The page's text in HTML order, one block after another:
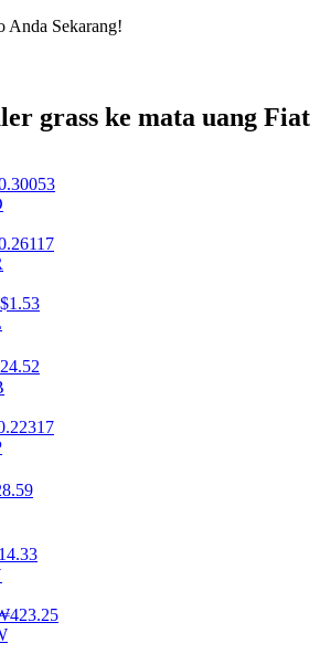
Anda Sekarang!
grass ke mata uang Fiat
1.53
24.52
14.33
423.25